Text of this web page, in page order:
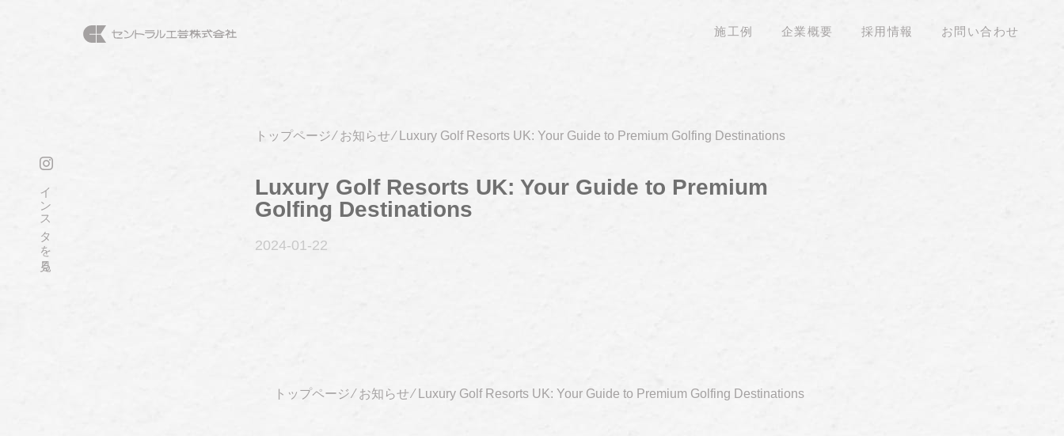
施工例 企業概要 採用情報 お問い合わせ
インスタを見る
トップページ⁄ お知らせ⁄ Luxury Golf Resorts UK: Your Guide to Premium Golfing Destinations
Luxury Golf Resorts UK: Your Guide to Premium
Golfing Destinations
2024-01 -22
トップページ⁄ お知らせ⁄ Luxury Golf Resorts UK: Your Guide to Premium Golfing Destinations